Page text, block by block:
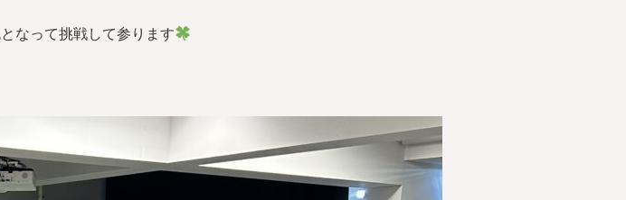
なって挑戦して参ります